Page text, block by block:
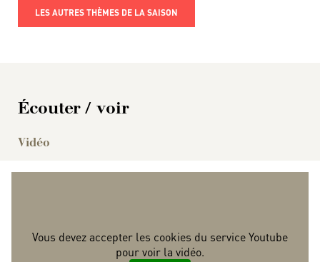
LES AUTRES THÈMES DE LA SAISON
Écouter / voir
Vidéo
Vous devez accepter les cookies du service Youtube
pour voir la vidéo.